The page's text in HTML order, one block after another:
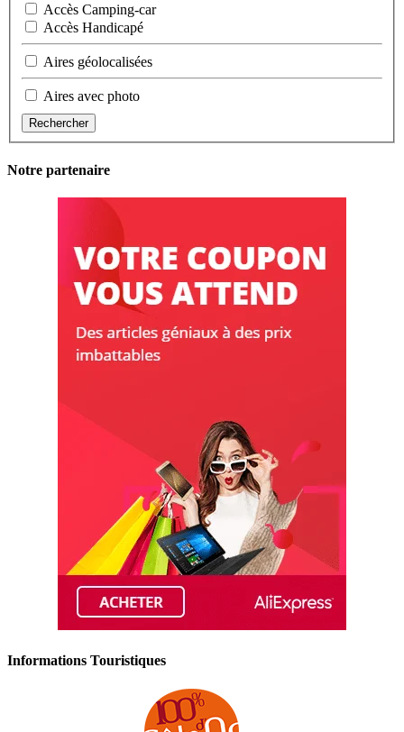
Accès Camping-car
Accès Handicapé
Aires géolocalisées
Aires avec photo
Rechercher
Notre partenaire
Informations Touristiques